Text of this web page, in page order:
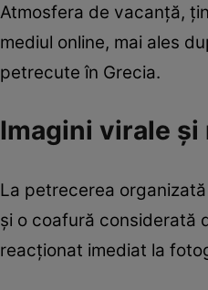
Atmosfera de vacanță,
mediul online, mai ales
petrecute în Grecia.
Imagini virale
La petrecerea
și o coafură considerată
reacționat imediat la